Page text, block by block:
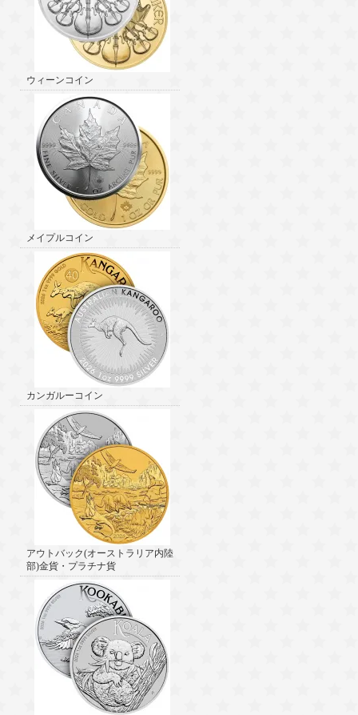
ウィーンコイン
メイプルコイン
カンガルーコイン
アウトバック(オーストラリア内陸
部)金貨・プラチナ貨